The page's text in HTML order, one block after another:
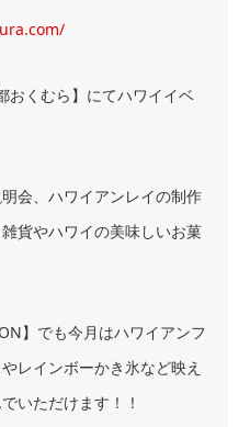
くむら】にてハワイイベ
会、ハワイアンレイの制作
貨やハワイの美味しいお菓
】でも今月はハワイアンフ
レインボーかき氷など映え
いただけます！！